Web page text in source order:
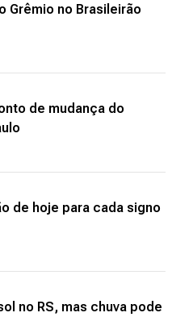
Grêmio no Brasileirão
de mudança do
de hoje para cada signo
no RS, mas chuva pode